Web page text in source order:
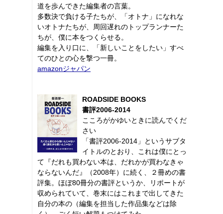
道を歩んできた編集者の言葉。
多数決で負ける子たちが、「オトナ」になれな
いオトナたちが、周回遅れのトップランナーた
ちが、僕に本をつくらせる。
編集を入り口に、「新しいことをしたい」すべ
てのひとの心を撃つ一冊。
amazonジャパン
ROADSIDE BOOKS
書評2006-2014
こころがかゆいときに読んでくだ
さい
「書評2006-2014」というサブタ
イトルのとおり、これは僕にとっ
て『だれも買わない本は、だれかが買わなきゃ
ならないんだ』（2008年）に続く、２冊めの書
評集。ほぼ80冊分の書評というか、リポートが
収められていて、巻末にはこれまで出してきた
自分の本の（編集を担当した作品集などは除